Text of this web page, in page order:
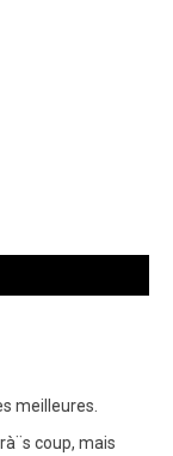
meilleures.
coup, mais